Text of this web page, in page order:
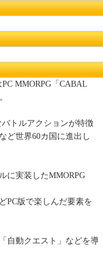
MMORPG「CABAL
トルアクションが特徴
ど世界60カ国に進出し
に実装したMMORPG
PC版で楽しんだ要素を
自動クエスト」などを導